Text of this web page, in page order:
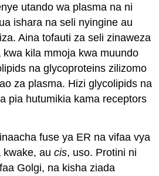
utando wa plasma na ni
ishara na seli nyingine au
Aina tofauti za seli zinaweza
kila mmoja kwa muundo
na glycoproteins zilizomo
za plasma. Hizi glycolipids na
pia hutumikia kama receptors
fuse ya ER na vifaa vya
kwake, aucis, uso. Protini ni
Golgi, na kisha ziada